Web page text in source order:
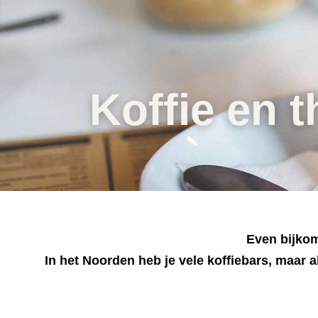
Koffie en
Even
In het Noorden heb je vele koffiebars, maar